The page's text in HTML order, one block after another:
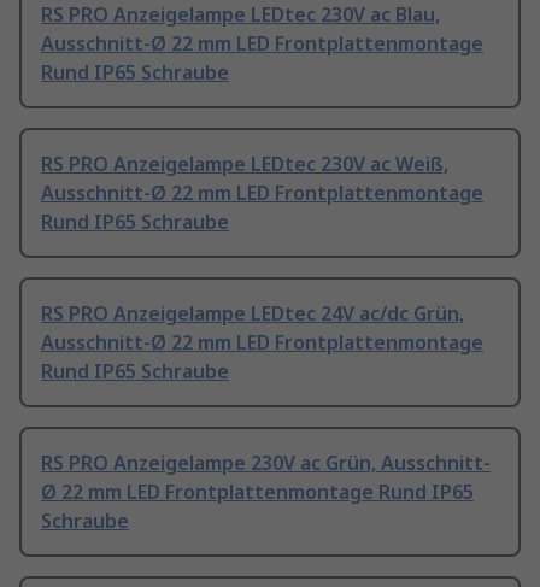
RS PRO Anzeigelampe LEDtec 230V ac Blau,
Ausschnitt-Ø 22 mm LED Frontplattenmontage
Rund IP65 Schraube
RS PRO Anzeigelampe LEDtec 230V ac Weiß,
Ausschnitt-Ø 22 mm LED Frontplattenmontage
Rund IP65 Schraube
RS PRO Anzeigelampe LEDtec 24V ac/dc Grün,
Ausschnitt-Ø 22 mm LED Frontplattenmontage
Rund IP65 Schraube
RS PRO Anzeigelampe 230V ac Grün, Ausschnitt-
Ø 22 mm LED Frontplattenmontage Rund IP65
Schraube